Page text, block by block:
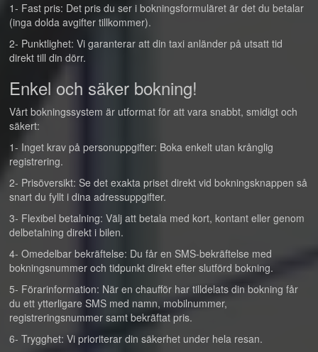
1- Fast pris: Det pris du ser i bokningsformuläret är det du betalar
(inga dolda avgifter tillkommer).
2- Punktlighet: Vi garanterar att din taxi anländer på utsatt tid
direkt till din dörr.
Enkel och säker bokning!
Vårt bokningssystem är utformat för att vara snabbt, smidigt och
säkert:
1- Inget krav på personuppgifter: Boka enkelt utan krånglig
registrering.
2- Prisöversikt: Se det exakta priset direkt vid bokningsknappen så
snart du fyllt i dina adressuppgifter.
3- Flexibel betalning: Välj att betala med kort, kontant eller genom
delbetalning direkt i bilen.
4- Omedelbar bekräftelse: Du får en SMS-bekräftelse med
bokningsnummer och tidpunkt direkt efter slutförd bokning.
5- Förarinformation: När en chaufför har tilldelats din bokning får
du ett ytterligare SMS med namn, mobilnummer,
registreringsnummer samt bekräftat pris.
6- Trygghet: Vi prioriterar din säkerhet under hela resan.